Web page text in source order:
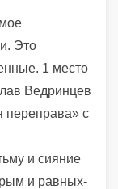
Это
1 место
Ведринцев
переправа» с
и сияние
и равных-